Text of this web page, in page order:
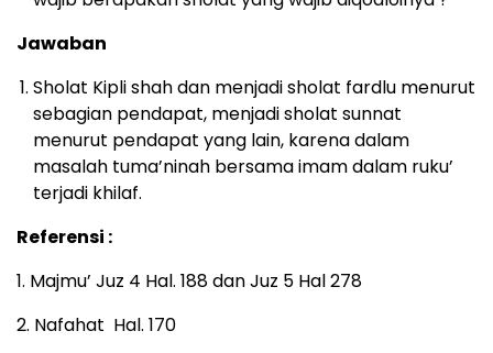
Jawaban
Sholat Kipli shah dan menjadi sholat fardlu menurut
sebagian pendapat, menjadi sholat sunnat
menurut pendapat yang lain, karena dalam
masalah tuma’ninah bersama imam dalam ruku’
terjadi khilaf.
Referensi :
1. Majmu’ Juz 4 Hal. 188 dan Juz 5 Hal 278
2. Nafahat Hal. 170